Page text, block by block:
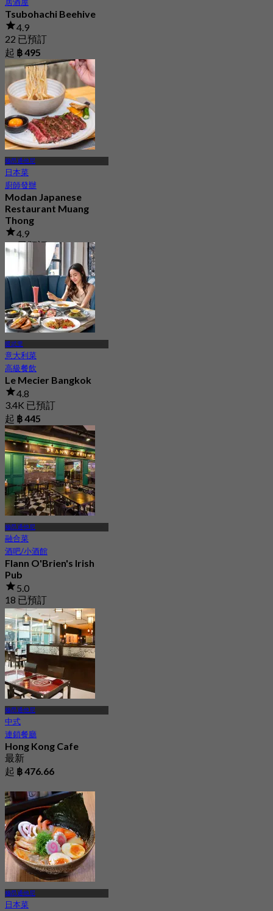
Tsubohachi Beehive
4.9
22 已預訂
起 ฿ 495
穆昂通他尼
日本菜
廚師發辦
Modan Japanese
Restaurant Muang
Thong
4.9
78 已預訂
฿ 990
暖武里
意大利菜
高級餐飲
Le Mecier Bangkok
4.8
3.4K 已預訂
起 ฿ 445
穆昂通他尼
融合菜
酒吧/小酒館
Flann O'Brien's Irish
Pub
5.0
18 已預訂
起฿ 625
穆昂通他尼
中式
連鎖餐廳
Hong Kong Cafe
最新
起 ฿ 476.66
穆昂通他尼
日本菜